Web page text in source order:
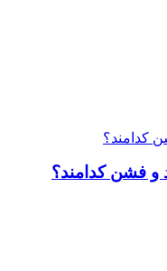
و فشن کدامند؟